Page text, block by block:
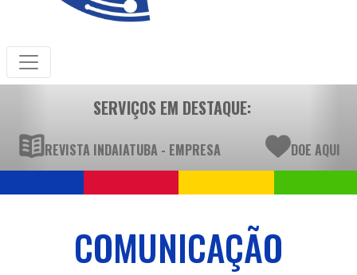
SERVIÇOS EM DESTAQUE:
REVISTA INDAIATUBA - EMPRESA DOE AQUI
COMUNICAÇÃO